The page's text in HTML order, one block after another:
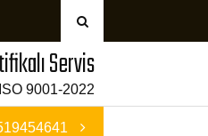
Servis
ISO 9001-2022